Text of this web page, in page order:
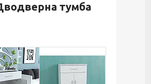
тумба